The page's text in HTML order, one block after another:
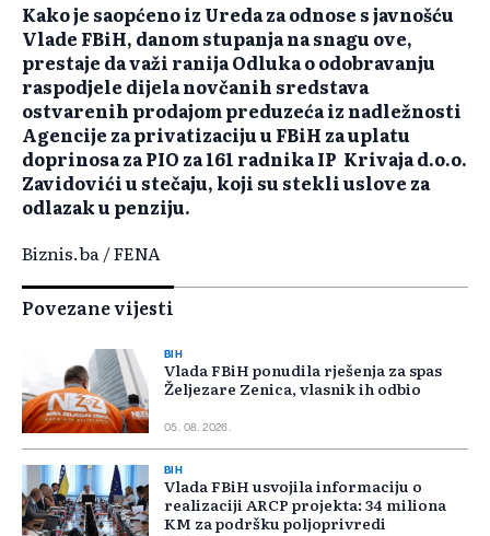
Kako je saopćeno iz Ureda za odnose s javnošću
Vlade FBiH, danom stupanja na snagu ove,
prestaje da važi ranija Odluka o odobravanju
raspodjele dijela novčanih sredstava
ostvarenih prodajom preduzeća iz nadležnosti
Agencije za privatizaciju u FBiH za uplatu
doprinosa za PIO za 161 radnika IP Krivaja d.o.o.
Zavidovići u stečaju, koji su stekli uslove za
odlazak u penziju.
Biznis.ba / FENA
Povezane vijesti
BIH
Vlada FBiH ponudila rješenja za spas
Željezare Zenica, vlasnik ih odbio
05. 08. 2026.
BIH
Vlada FBiH usvojila informaciju o
realizaciji ARCP projekta: 34 miliona
KM za podršku poljoprivredi